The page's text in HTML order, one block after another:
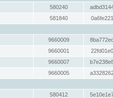
580240
581840
9660009
9660001
9660007
9660005
580412